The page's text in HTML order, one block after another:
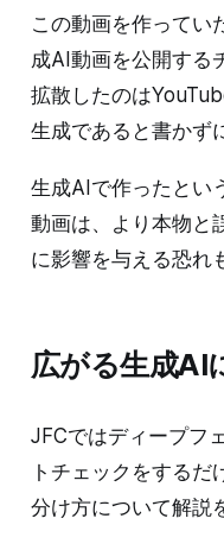
この動画を作ってい
成AI動画を公開する
拡散したのは
生成であると書かず
生成AIで作ったとい
動画は、より本物と
に影響を与える恐れ
広がる生成AI
JFCではディープフ
トチェックをする
分け方について解説